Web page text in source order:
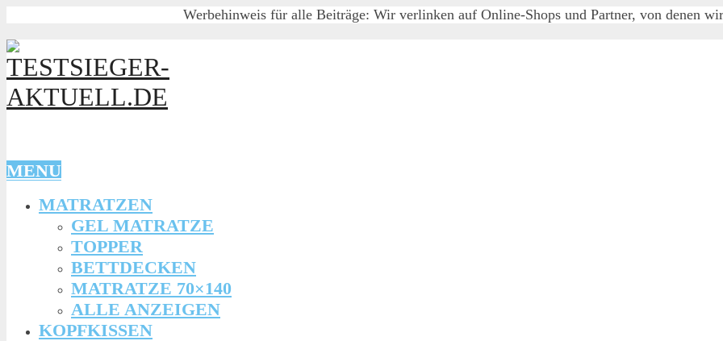
Werbehinweis für alle Beiträge: Wir verlinken auf Online-Shops und Partner, von denen
MENU
MATRATZEN
GEL MATRATZE
TOPPER
BETTDECKEN
MATRATZE 70×140
ALLE ANZEIGEN
KOPFKISSEN